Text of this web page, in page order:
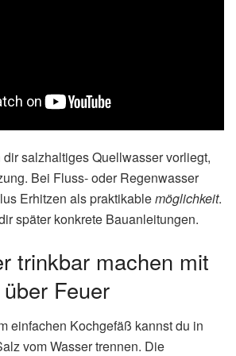
dir salzhaltiges Quellwasser vorliegt,
Bei Fluss- oder Regenwasser
Erhitzen als praktikablemöglichkeit.
später konkrete Bauanleitungen.
trinkbar machen mit
Feuer
einfachen Kochgefäß kannst du in
vom Wasser trennen. Die